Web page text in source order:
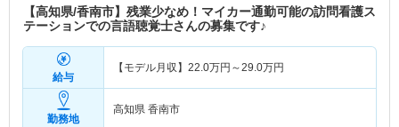
【高知県/香南市】残業少なめ！マイカー通勤可能の訪問看護ス
テーションでの言語聴覚士さんの募集です♪
給与
【モデル月収】 22.0万円～29.0万円
勤務地
高知県 香南市